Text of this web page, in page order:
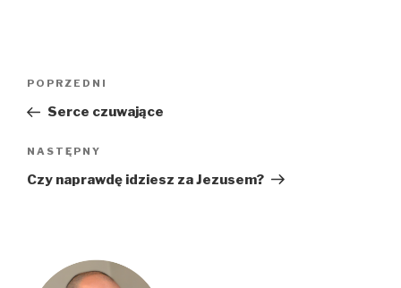
Poprzedni
wpis
POPRZEDNI
Serce czuwające
Następny
wpis
NASTĘPNY
Czy naprawdę idziesz za Jezusem?